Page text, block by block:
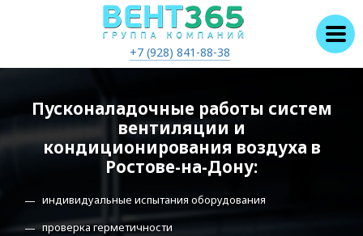
+7 (928) 841-88-38
Пусконаладочные работы систем
вентиляции и
кондиционирования воздуха в
Ростове-на-Дону:
индивидуальные испытания оборудования
проверка герметичности